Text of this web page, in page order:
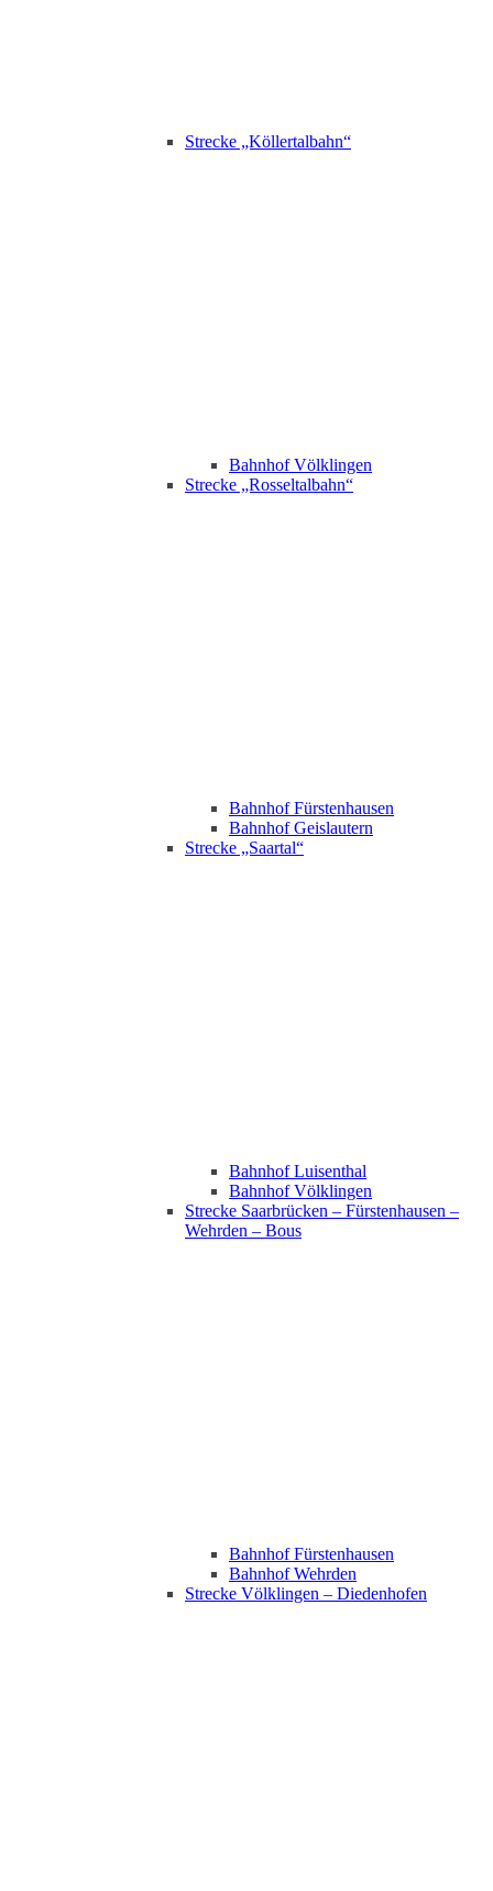
Strecke „Köllertalbahn“
Bahnhof Völklingen
Strecke „Rosseltalbahn“
Bahnhof Fürstenhausen
Bahnhof Geislautern
Strecke „Saartal“
Bahnhof Luisenthal
Bahnhof Völklingen
Strecke Saarbrücken – Fürstenhausen –
Wehrden – Bous
Bahnhof Fürstenhausen
Bahnhof Wehrden
Strecke Völklingen – Diedenhofen